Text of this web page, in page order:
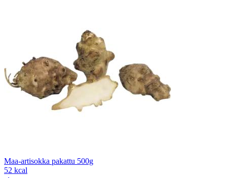
Maa-artisokka pakattu 500g
52 kcal